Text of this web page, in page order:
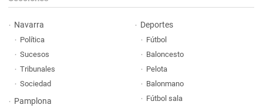
Navarra
Política
Sucesos
Tribunales
Sociedad
Pamplona
Deportes
Fútbol
Baloncesto
Pelota
Balonmano
Fútbol sala